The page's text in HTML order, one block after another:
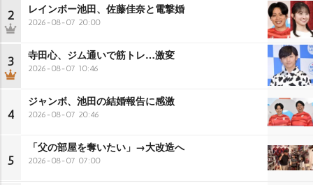
2 レインボー池田、佐藤佳奈と電撃婚
2026-08-07 20:00
3 寺田心、ジム通いで筋トレ…激変
2026-08-07 10:46
4
ジャンボ、池田の結婚報告に感激
2026-08-07 20:46
5
「父の部屋を奪いたい」→大改造へ
2026-08-07 07:00